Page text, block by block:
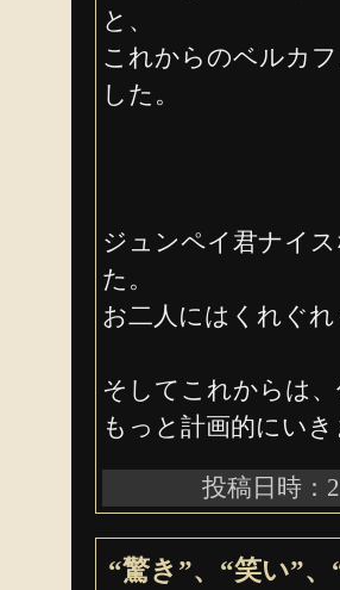
と、
これからのベルカ
した。
ジュンペイ君ナイ
た。
お二人にはくれぐ
そしてこれからは
もっと計画的にいき
投稿日時：
“驚き”、“笑い”、